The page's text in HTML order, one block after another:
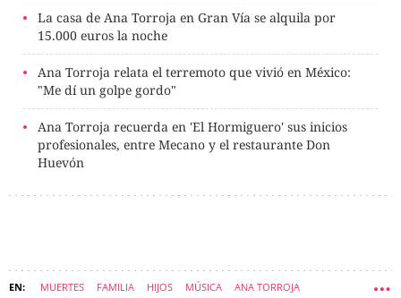
La casa de Ana Torroja en Gran Vía se alquila por
15.000 euros la noche
Ana Torroja relata el terremoto que vivió en México:
"Me dí un golpe gordo"
Ana Torroja recuerda en 'El Hormiguero' sus inicios
profesionales, entre Mecano y el restaurante Don
Huevón
MUERTES FAMILIA HIJOS MÚSICA ANA TORROJA